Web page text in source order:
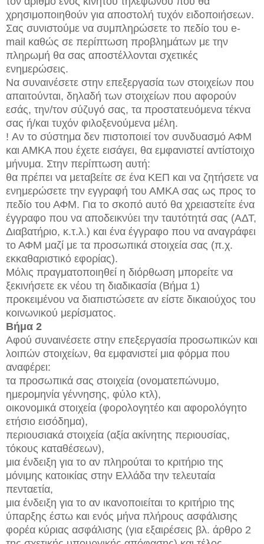
χρησιμοποιηθούν για αποστολή τυχόν ειδοποιήσεων.
Σας συνιστούμε να συμπληρώσετε το πεδίο του e-
mail καθώς σε περίπτωση προβλημάτων με την
πληρωμή θα σας αποστέλλονται σχετικές
ενημερώσεις.
Nα συναινέσετε στην επεξεργασία των στοιχείων που
απαιτούνται, δηλαδή των στοιχείων που αφορούν
εσάς, την/τον σύζυγό σας, τα προστατευόμενα τέκνα
σας ή/και τυχόν φιλοξενούμενα μέλη.
! Αν το σύστημα δεν πιστοποιεί τον συνδυασμό ΑΦΜ
και ΑΜΚΑ που έχετε εισάγει, θα εμφανιστεί αντίστοιχο
μήνυμα. Στην περίπτωση αυτή:
θα πρέπει να μεταβείτε σε ένα ΚΕΠ και να ζητήσετε να
ενημερώσετε την εγγραφή του ΑΜΚΑ σας ως προς το
πεδίο του ΑΦΜ. Για το σκοπό αυτό θα χρειαστείτε ένα
έγγραφο που να αποδεικνύει την ταυτότητά σας (ΑΔΤ,
Διαβατήριο, κ.τ.λ.) και ένα έγγραφο που να αναγράφει
το ΑΦΜ μαζί με τα προσωπικά στοιχεία σας (π.χ.
εκκαθαριστικό εφορίας).
Μόλις πραγματοποιηθεί η διόρθωση μπορείτε να
ξεκινήσετε εκ νέου τη διαδικασία (Βήμα 1)
προκειμένου να διαπιστώσετε αν είστε δικαιούχος του
κοινωνικού μερίσματος.
Βήμα 2
Αφού συναινέσετε στην επεξεργασία προσωπικών και
λοιπών στοιχείων, θα εμφανιστεί μια φόρμα που
αναφέρει:
τα προσωπικά σας στοιχεία (ονοματεπώνυμο,
ημερομηνία γέννησης, φύλο κτλ),
οικονομικά στοιχεία (φορολογητέο και αφορολόγητο
ετήσιο εισόδημα),
περιουσιακά στοιχεία (αξία ακίνητης περιουσίας,
τόκους καταθέσεων),
μια ένδειξη για το αν πληρούται το κριτήριο της
μόνιμης κατοικίας στην Ελλάδα την τελευταία
πενταετία,
μια ένδειξη για το αν ικανοποιείται το κριτήριο της
ύπαρξης έστω και ενός μήνα πλήρους ασφάλισης
φορέα κύριας ασφάλισης (για εξαιρέσεις βλ. άρθρο 2